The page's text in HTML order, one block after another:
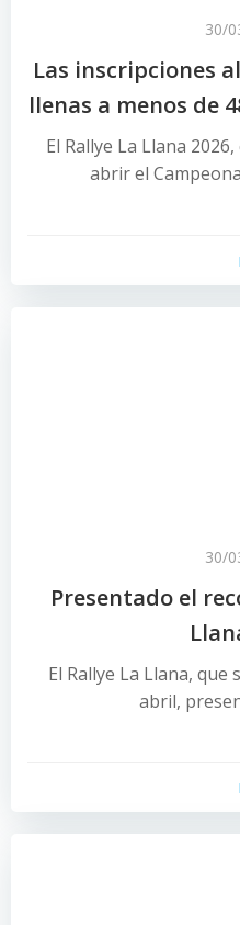
30/
Las inscripciones
llenas a menos de
El Rallye La Llana
abrir el
30/
Presentado el
El Rallye La Llana, que
abril,